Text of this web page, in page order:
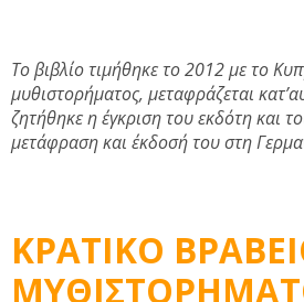
Το βιβλίο τιμήθηκε το 2012 με το
μυθιστορήματος, μεταφράζεται
ζητήθηκε η έγκριση του εκδότη και
μετάφραση και έκδοσή του στη
ΚΡΑΤΙΚΟ